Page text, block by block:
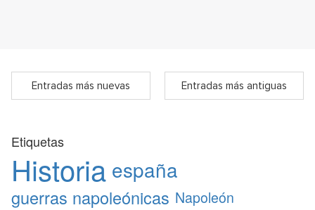
Entradas más nuevas Entradas más antiguas
Etiquetas
Historia españa
guerras napoleónicas Napoleón